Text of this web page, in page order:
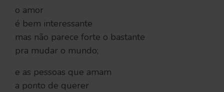
o amor
é bem interessante
mas não parece forte o bastante
pra mudar o mundo;
e as pessoas que amam
a ponto de querer